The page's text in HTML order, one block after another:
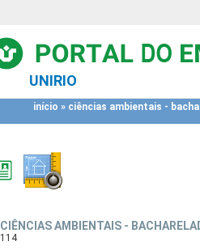
UNIRIO
início » ciências ambientais -
CIÊNCIAS AMBIENTAIS -
114